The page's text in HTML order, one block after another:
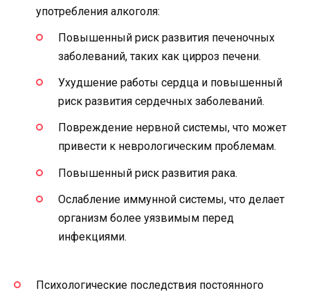
употребления алкоголя:
Повышенный риск развития печеночных
заболеваний, таких как цирроз печени.
Ухудшение работы сердца и повышенный
риск развития сердечных заболеваний.
Повреждение нервной системы, что может
привести к неврологическим проблемам.
Повышенный риск развития рака.
Ослабление иммунной системы, что делает
организм более уязвимым перед
инфекциями.
Психологические последствия постоянного